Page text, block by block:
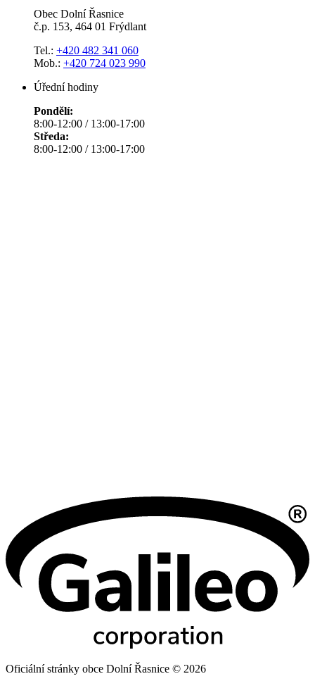
Obec Dolní Řasnice
č.p. 153, 464 01 Frýdlant
Tel.: +420 482 341 060
Mob.: +420 724 023 990
Úřední hodiny
Pondělí:
8:00-12:00 / 13:00-17:00
Středa:
8:00-12:00 / 13:00-17:00
Oficiální stránky obce Dolní Řasnice © 2026